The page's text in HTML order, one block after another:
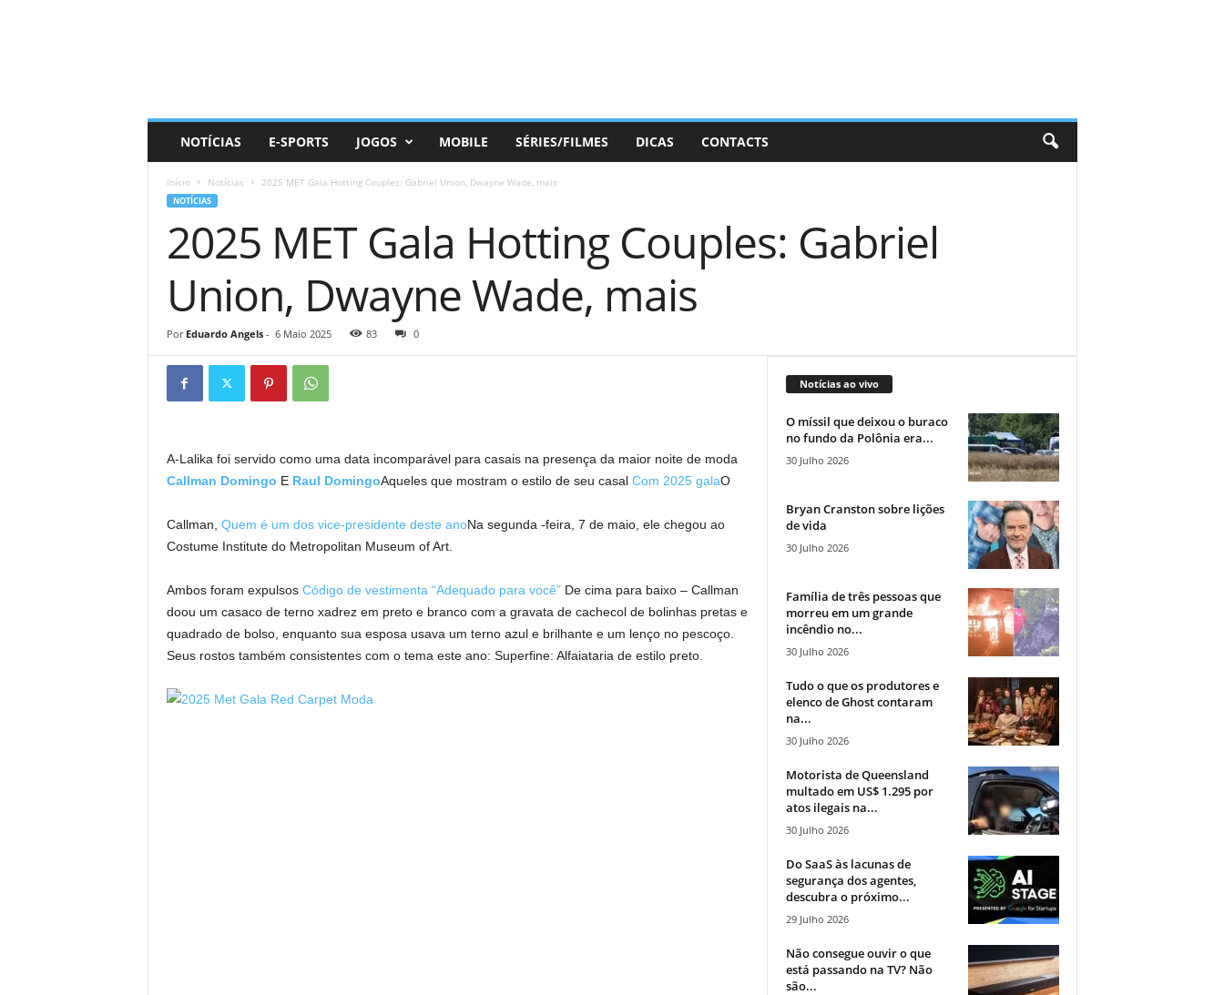
NOTÍCIAS E-SPORTS JOGOS MOBILE SÉRIES/FILMES DICAS CONTACTS
Início Notícias 2025 MET Gala Hotting Couples: Gabriel Union, Dwayne Wade, mais
NOTÍCIAS
2025 MET Gala Hotting Couples: Gabriel
Union, Dwayne Wade, mais
Por Eduardo Angels- 6 Maio 2025 83 0
A-Lalika foi servido como uma data incomparável para casais na presença da maior noite de moda
Callman Domingo E Raul DomingoAqueles que mostram o estilo de seu casal Com 2025 galaO
Callman, Quem é um dos vice-presidente deste anoNa segunda -feira, 7 de maio, ele chegou ao
Costume Institute do Metropolitan Museum of Art.
Ambos foram expulsos Código de vestimenta “Adequado para você”De cima para baixo – Callman
doou um casaco de terno xadrez em preto e branco com a gravata de cachecol de bolinhas pretas e
quadrado de bolso, enquanto sua esposa usava um terno azul e brilhante e um lenço no pescoço.
Seus rostos também consistentes com o tema este ano: Superfine: Alfaiataria de estilo preto.
Notícias ao vivo
O míssil que deixou o buraco
no fundo da Polônia era...
30 Julho 2026
Bryan Cranston sobre lições
de vida
30 Julho 2026
Família de três pessoas que
morreu em um grande
incêndio no...
30 Julho 2026
Tudo o que os produtores e
elenco de Ghost contaram
na...
30 Julho 2026
Motorista de Queensland
multado em US$ 1.295 por
atos ilegais na...
30 Julho 2026
Do SaaS às lacunas de
segurança dos agentes,
descubra o próximo...
29 Julho 2026
Não consegue ouvir o que
está passando na TV? Não
são...